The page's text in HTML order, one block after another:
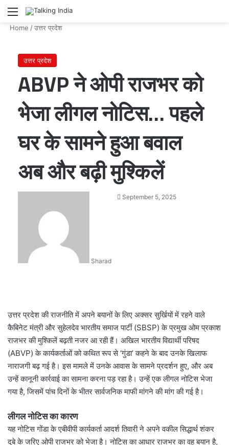
Menu
Home /उत्तर प्रदेश
उत्तर प्रदेश
ABVP ने ओपी राजभर को
भेजा लीगल नोटिस… पहले
घर के सामने हुआ बवाल
अब और बढ़ी मुश्किलें
Sharad
SendSeptember 5, 2025
उत्तर प्रदेश की राजनीति में अपने बयानों के लिए अक्सर सुर्खियों में रहने वाले
कैबिनेट मंत्री और सुहेलदेव भारतीय समाज पार्टी (SBSP) के प्रमुख ओम प्रकाश
राजभर की मुश्किलें बढ़ती नजर आ रही हैं। अखिल भारतीय विद्यार्थी परिषद
(ABVP) के कार्यकर्ताओं को कथित रूप से ‘गुंडा’ कहने के बाद उनके खिलाफ
नाराजगी बढ़ गई है। इस मामले में उनके आवास के सामने प्रदर्शन हुए, और अब
उन्हें कानूनी कार्रवाई का सामना करना पड़ रहा है। उन्हें एक लीगल नोटिस भेजा
गया है, जिसमें पांच दिनों के भीतर सार्वजनिक माफी मांगने की मांग की गई है।
लीगल नोटिस का कारण
यह नोटिस गोंडा के एबीवीपी कार्यकर्ता आदर्श तिवारी ने अपने वकील सिद्धार्थ शंकर
दुबे के जरिए ओपी राजभर को भेजा है। नोटिस का आधार राजभर का वह बयान है,